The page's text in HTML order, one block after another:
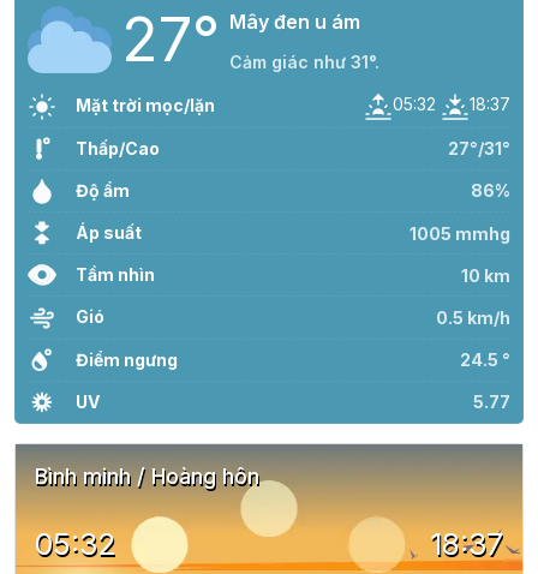
27° Mây đen u ám
Cảm giác như 31°.
Mặt trời mọc/lặn 05:32 18:37
Thấp/Cao 27°/31°
Độ ẩm 86%
Áp suất 1005 mmhg
Tầm nhìn 10 km
Gió 0.5 km/h
Điểm ngưng 24.5 °
UV 5.77
Bình minh / Hoàng hôn
05:32 18:37